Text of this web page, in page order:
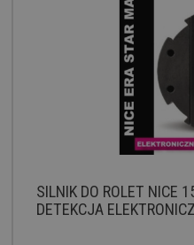
SILNIK DO ROLET NICE
DETEKCJA